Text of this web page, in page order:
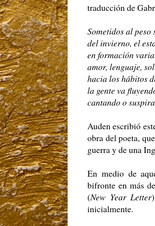
traducción de
Sometidos al peso
del invierno, el
en formación
amor, lenguaje,
hacia los hábitos
la gente va
cantando o
Auden escribió
obra del poeta,
guerra y de una
En medio de
bifronte en más
(New Year Letter
inicialmente.